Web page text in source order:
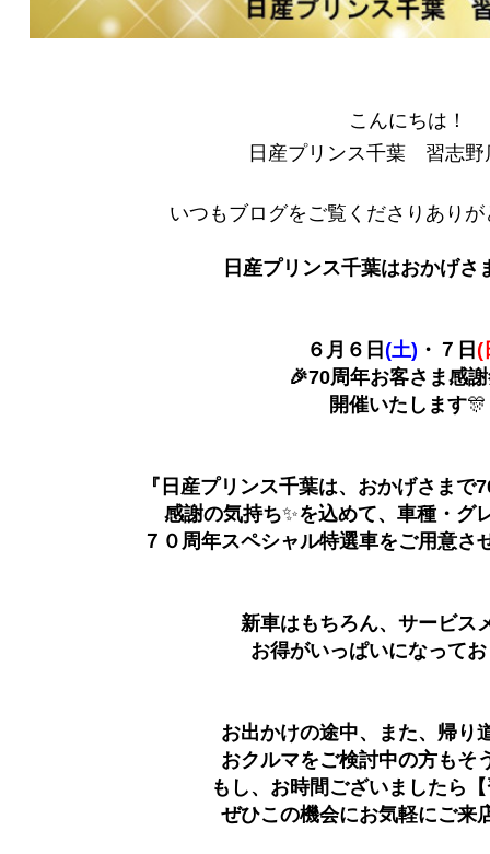
こんにちは！
日産プリンス千葉 習志野
いつもブログをご覧くださりあり
日産プリンス千葉はおかげさ
６月６日 (土) ・７日 (
🎉70周年お客さま感
開催いたします🎊
『日産プリンス千葉は、おかげさまで
感謝の気持ち✨を込めて、車種・グ
７０周年スペシャル特選車をご用意さ
新車はもちろん、サービス
お得がいっぱいになって
お出かけの途中、また、帰り
おクルマをご検討中の方もそ
もし、お時間ございましたら
ぜひこの機会にお気軽にご来